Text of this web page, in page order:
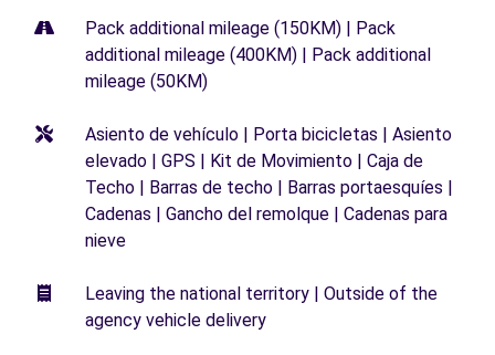
Pack additional mileage (150KM) | Pack
additional mileage (400KM) | Pack additional
mileage (50KM)
Asiento de vehículo | Porta bicicletas | Asiento
elevado | GPS | Kit de Movimiento | Caja de
Techo | Barras de techo | Barras portaesquíes |
Cadenas | Gancho del remolque | Cadenas para
nieve
Leaving the national territory | Outside of the
agency vehicle delivery